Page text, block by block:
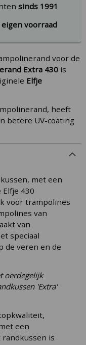
sinds 1991
eigen voorraad
voor de
Extra 430 is
Elfje
heeft
betere UV-coating
met een
430
voor trampolines
van
van
speciaal
de veren en de
oerdegelijk
'Extra'
een
is